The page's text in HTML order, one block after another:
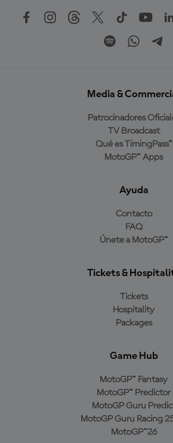
Media &
Patrocinadores
TV Broadcast
Qué es TimingPass™
MotoGP™ Apps
Ayuda
Contacto
FAQ
Únete a MotoGP™
Tickets &
Tickets
Hospitality
Packages
Game Hub
MotoGP™ Fantasy
MotoGP™ Predictor
MotoGP Guru
MotoGP Guru Racing
MotoGP™26